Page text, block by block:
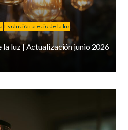
Evolución precio de la luz
la luz | Actualización junio 2026